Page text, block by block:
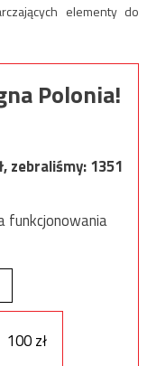
elementy do
Polonia!
zebraliśmy:1351
funkcjonowania
100 zł